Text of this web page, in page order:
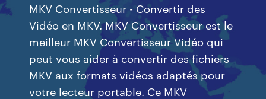
MKV Convertisseur - Convertir des
Vidéo en MKV. MKV Convertisseur est le
meilleur MKV Convertisseur Vidéo qui
peut vous aider à convertir des fichiers
MKV aux formats vidéos adaptés pour
votre lecteur portable. Ce MKV